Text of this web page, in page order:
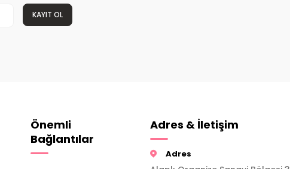
KAYIT OL
Önemli
Bağlantılar
Adres & İletişim
Adres